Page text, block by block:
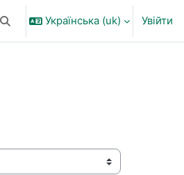
Переключити введення пошуку
Українська ‎(uk)‎ Увійти